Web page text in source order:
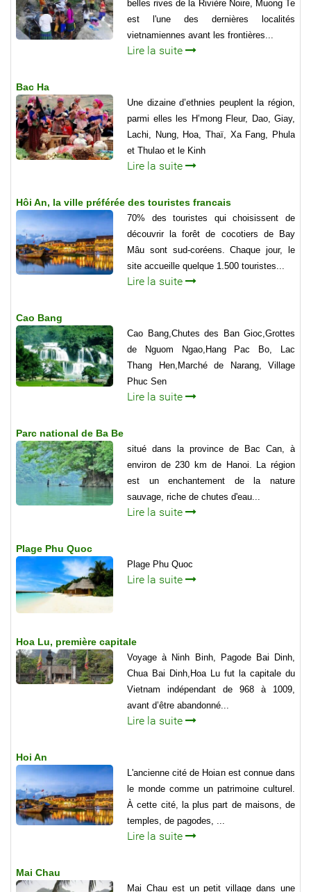
belles rives de la Rivière Noire, Muong Te
est l'une des dernières localités
vietnamiennes avant les frontières...
Lire la suite
Bac Ha
Une dizaine d’ethnies peuplent la région,
parmi elles les H’mong Fleur, Dao, Giay,
Lachi, Nung, Hoa, Thaï, Xa Fang, Phula
et Thulao et le Kinh
Lire la suite
Hôi An, la ville préférée des touristes francais
70% des touristes qui choisissent de
découvrir la forêt de cocotiers de Bay
Mâu sont sud-coréens. Chaque jour, le
site accueille quelque 1.500 touristes...
Lire la suite
Cao Bang
Cao Bang,Chutes des Ban Gioc,Grottes
de Nguom Ngao,Hang Pac Bo, Lac
Thang Hen,Marché de Narang, Village
Phuc Sen
Lire la suite
Parc national de Ba Be
situé dans la province de Bac Can, à
environ de 230 km de Hanoi. La région
est un enchantement de la nature
sauvage, riche de chutes d'eau...
Lire la suite
Plage Phu Quoc
Plage Phu Quoc
Lire la suite
Hoa Lu, première capitale
Voyage à Ninh Binh, Pagode Bai Dinh,
Chua Bai Dinh,Hoa Lu fut la capitale du
Vietnam indépendant de 968 à 1009,
avant d’être abandonné...
Lire la suite
Hoi An
L'ancienne cité de Hoian est connue dans
le monde comme un patrimoine culturel.
À cette cité, la plus part de maisons, de
temples, de pagodes, ...
Lire la suite
Mai Chau
Mai Chau est un petit village dans une